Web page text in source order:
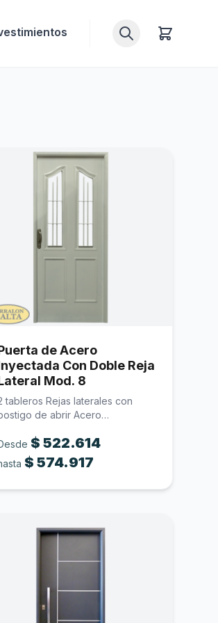
de Acero
Con Doble Reja
Mod. 8
tableros Rejas laterales con
de abrir Acero
$ 522.614
$ 574.917